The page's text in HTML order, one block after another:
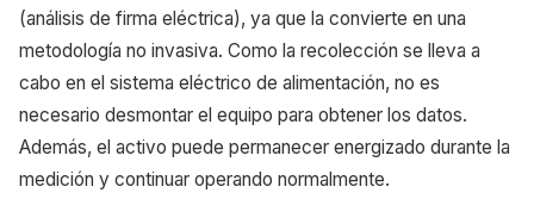
(análisis de firma eléctrica), ya que la convierte en una
metodología no invasiva. Como la recolección se lleva a
cabo en el sistema eléctrico de alimentación, no es
necesario desmontar el equipo para obtener los datos.
Además, el activo puede permanecer energizado durante la
medición y continuar operando normalmente.